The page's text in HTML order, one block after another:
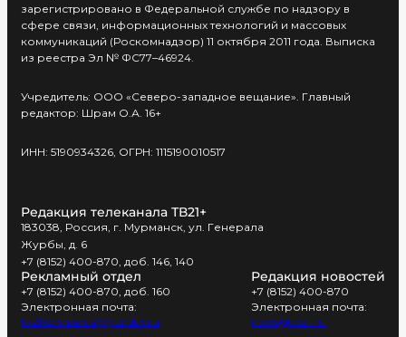
зарегистрировано в Федеральной службе по надзору в
сфере связи, информационных технологий и массовых
коммуникаций (Роскомнадзор) 11 октября 2011 года. Выписка
из реестра Эл № ФС77–46924.
Учредитель: ООО «Северо-западное вещание». Главный
редактор: Шрам О.А. 16+
ИНН: 5190934326, ОГРН: 1115190010517
Редакция телеканала ТВ21+
183038, Россия, г. Мурманск, ул. Генерала
Журбы, д. 6
+7 (8152) 400-870, доб. 146, 140
Рекламный отдел
+7 (8152) 400-870, доб. 160
Электронная почта:
tv21kompania@yandex.ru
Редакция новостей
+7 (8152) 400-870
Электронная почта:
news@tv21.ru